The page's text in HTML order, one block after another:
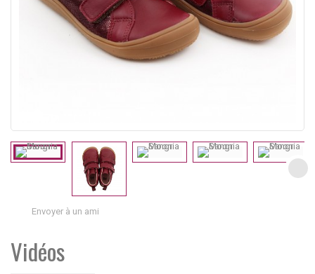
Envoyer à un ami
Vidéos